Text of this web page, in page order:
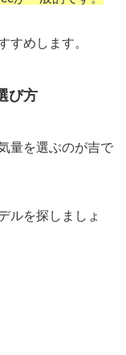
すめします。
び方
量を選ぶのが吉で
ルを探しましょ